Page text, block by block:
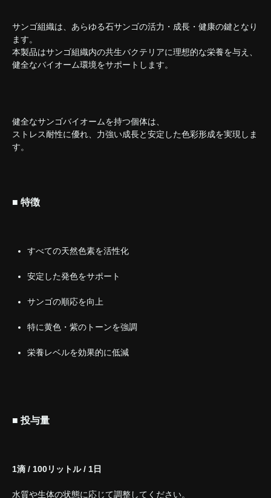
サンゴ組織は、あらゆる石サンゴの活力・成長・健康の鍵となり
ます。
本製品はサンゴ組織内の共生バクテリアに理想的な栄養を与え、
健全なバイオーム環境をサポートします。
健全なサンゴバイオームを持つ個体は、
ストレス耐性に優れ、力強い成長と安定した色彩形成を実現しま
す。
■ 特徴
すべての天然色素を活性化
安定した発色をサポート
サンゴの順応を向上
特に黄色・紫のトーンを強調
栄養レベルを効果的に低減
■ 投与量
1滴 / 100リットル / 1日
水質や生体の状態に応じて調整してください。